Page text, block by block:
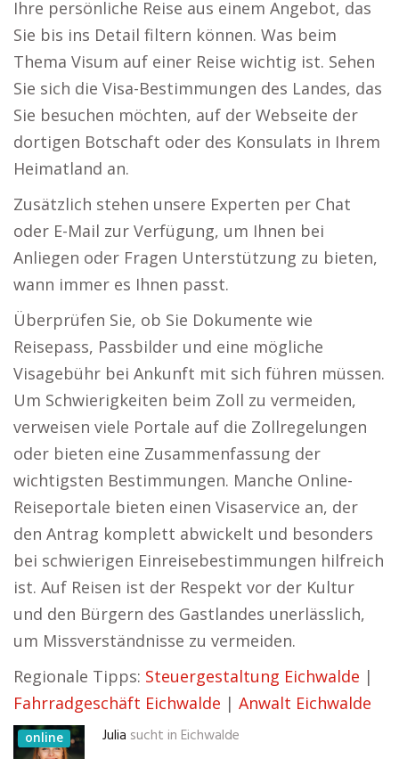
Ihre persönliche Reise aus einem Angebot, das
Sie bis ins Detail filtern können. Was beim
Thema Visum auf einer Reise wichtig ist. Sehen
Sie sich die Visa-Bestimmungen des Landes, das
Sie besuchen möchten, auf der Webseite der
dortigen Botschaft oder des Konsulats in Ihrem
Heimatland an.
Zusätzlich stehen unsere Experten per Chat
oder E-Mail zur Verfügung, um Ihnen bei
Anliegen oder Fragen Unterstützung zu bieten,
wann immer es Ihnen passt.
Überprüfen Sie, ob Sie Dokumente wie
Reisepass, Passbilder und eine mögliche
Visagebühr bei Ankunft mit sich führen müssen.
Um Schwierigkeiten beim Zoll zu vermeiden,
verweisen viele Portale auf die Zollregelungen
oder bieten eine Zusammenfassung der
wichtigsten Bestimmungen. Manche Online-
Reiseportale bieten einen Visaservice an, der
den Antrag komplett abwickelt und besonders
bei schwierigen Einreisebestimmungen hilfreich
ist. Auf Reisen ist der Respekt vor der Kultur
und den Bürgern des Gastlandes unerlässlich,
um Missverständnisse zu vermeiden.
Regionale Tipps: Steuergestaltung Eichwalde |
Fahrradgeschäft Eichwalde | Anwalt Eichwalde
online Julia sucht in Eichwalde